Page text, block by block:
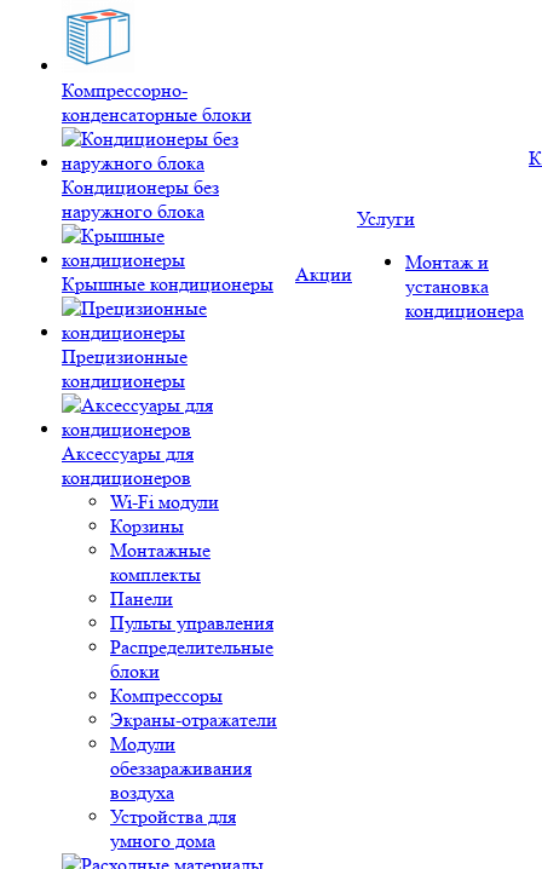
Компрессорно-
конденсаторные блоки
Кондиционеры без
наружного блока
Крышные кондиционеры
Прецизионные
кондиционеры
Аксессуары для
кондиционеров
Wi-Fi модули
Корзины
Монтажные
комплекты
Панели
Пульты управления
Распределительные
блоки
Компрессоры
Экраны-отражатели
Модули
обеззараживания
воздуха
Устройства для
умного дома
Акции
Услуги
Монтаж и
установка
кондиционера